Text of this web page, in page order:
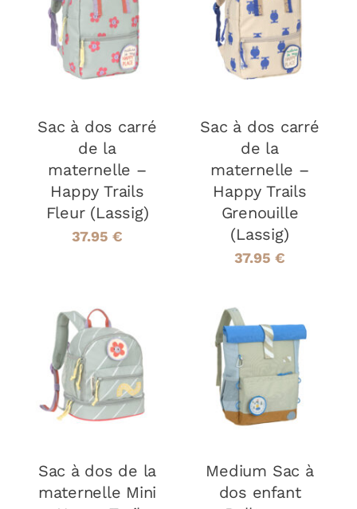
AJOUTER AU
PANIER
/
DÉTAILS
Sac à dos carré
de la
maternelle –
Happy Trails
Fleur (Lassig)
37.95 €
AJOUTER AU
PANIER
/
DÉTAILS
Sac à dos carré
de la
maternelle –
Happy Trails
Grenouille
(Lassig)
37.95 €
AJOUTER AU
PANIER
DÉTAILS
Sac à dos de la
maternelle Mini
AJOUTER AU
PANIER
/
DÉTAILS
Medium Sac à
dos enfant